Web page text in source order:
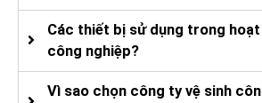
Các thiết bị sử dụng trong
công nghiệp?
Vì sao chọn công ty vệ sinh